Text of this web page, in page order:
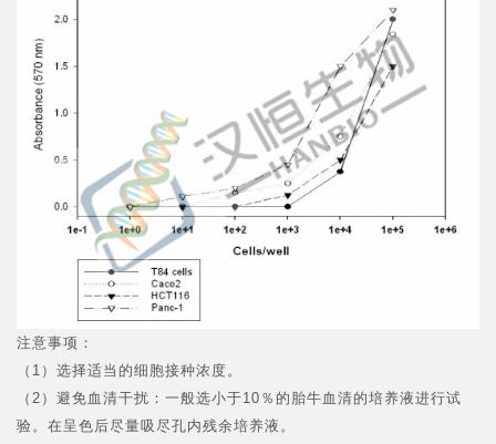
注意事项：
（1）选择适当的细胞接种浓度。
（2）避免血清干扰：一般选小于10％的胎牛血清的培养液进行试
验。在呈色后尽量吸尽孔内残余培养液。